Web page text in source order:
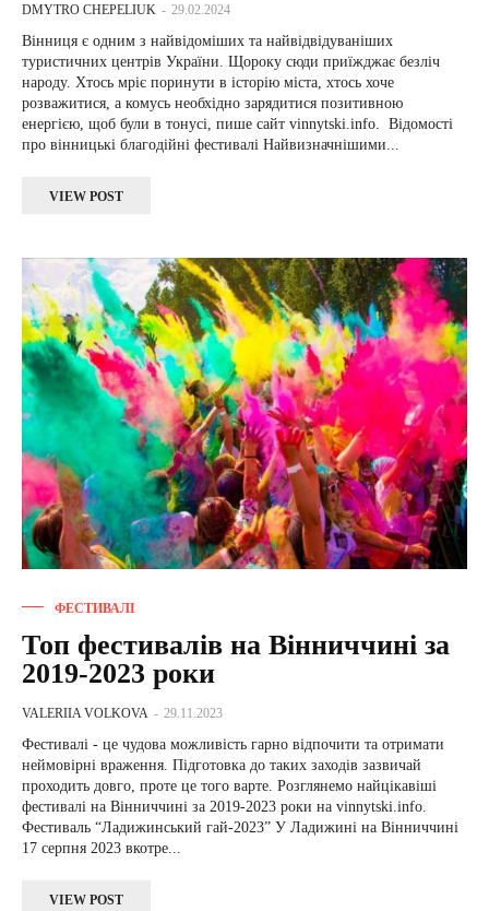
DMYTRO CHEPELIUK - 29.02.2024
Вінниця є одним з найвідоміших та найвідвідуваніших
туристичних центрів України. Щороку сюди приїжджає безліч
народу. Хтось мріє поринути в історію міста, хтось хоче
розважитися, а комусь необхідно зарядитися позитивною
енергією, щоб були в тонусі, пише сайт vinnytski.info. Відомості
про вінницькі благодійні фестивалі Найвизначнішими...
VIEW POST
ФЕСТИВАЛІ
Топ фестивалів на Вінниччині за
2019-2023 роки
VALERIIA VOLKOVA - 29.11.2023
Фестивалі - це чудова можливість гарно відпочити та отримати
неймовірні враження. Підготовка до таких заходів зазвичай
проходить довго, проте це того варте. Розглянемо найцікавіші
фестивалі на Вінниччині за 2019-2023 роки на vinnytski.info.
Фестиваль “Ладижинський гай-2023” У Ладижині на Вінниччині
17 серпня 2023 вкотре...
VIEW POST